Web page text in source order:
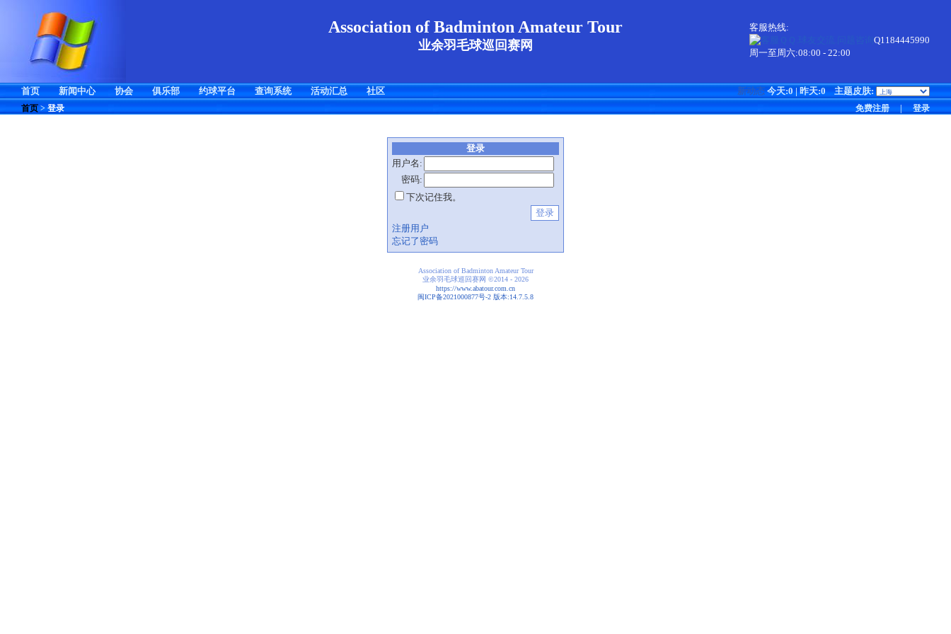
Association of Badminton Amateur Tour
业余羽毛球巡回赛网
客服热线:
Q1184445990
周一至周六:08:00 - 22:00
新动态今天:0 | 昨天:0主题皮肤:
首页 新闻中心 协会 俱乐部 约球平台 查询系统 活动汇总 社区
免费注册| 登录
首页> 登录
登录
用户名:
密码:
下次记住我。
注册用户
忘记了密码
Association of Badminton Amateur Tour
业余羽毛球巡回赛网 ©2014 - 2026
https://www.abatour.com.cn
闽ICP备2021000877号-2 版本:14.7.5.8